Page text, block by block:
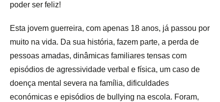
poder ser feliz!
Esta jovem guerreira, com apenas 18 anos, já passou por
muito na vida. Da sua história, fazem parte, a perda de
pessoas amadas, dinâmicas familiares tensas com
episódios de agressividade verbal e física, um caso de
doença mental severa na família, dificuldades
económicas e episódios de bullying na escola. Foram,